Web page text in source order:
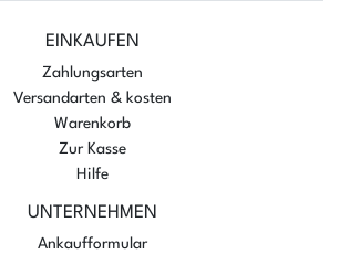
EINKAUFEN
Zahlungsarten
Versandarten & kosten
Warenkorb
Zur Kasse
Hilfe
UNTERNEHMEN
Ankaufformular